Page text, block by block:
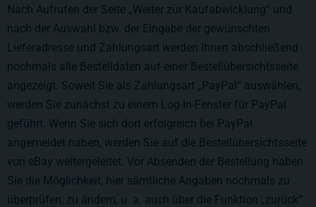
Nach Aufrufen der Seite „Weiter zur Kaufabwicklung“ und
nach der Auswahl bzw. der Eingabe der gewünschten
Lieferadresse und Zahlungsart werden Ihnen abschließend
nochmals alle Bestelldaten auf einer Bestellübersichtsseite
angezeigt. Soweit Sie als Zahlungsart „PayPal“ auswählen,
werden Sie zunächst zu einem Log-In-Fenster für PayPal
geführt. Wenn Sie sich dort erfolgreich bei PayPal
angemeldet haben, werden Sie auf die Bestellübersichtsseite
von eBay weitergeleitet. Vor Absenden der Bestellung haben
Sie die Möglichkeit, hier sämtliche Angaben nochmals zu
überprüfen, zu ändern, u. a. auch über die Funktion „zurück“